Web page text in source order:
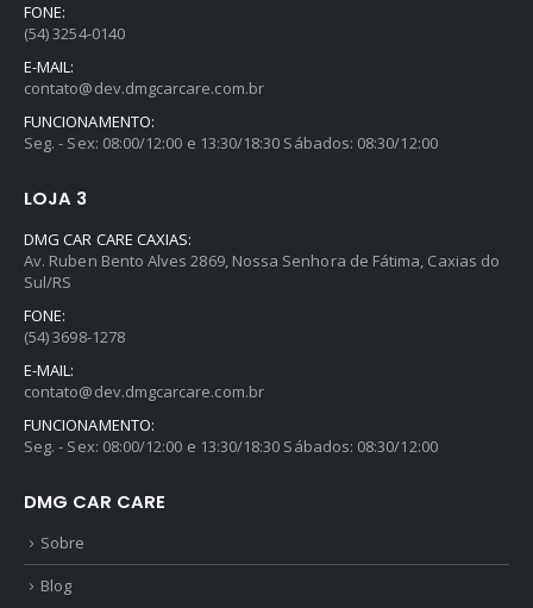
FONE:
(54) 3254-0140
E-MAIL:
contato@dev.dmgcarcare.com.br
FUNCIONAMENTO:
Seg. - Sex: 08:00/12:00 e 13:30/18:30 Sábados: 08:30/12:00
LOJA 3
DMG CAR CARE CAXIAS:
Av. Ruben Bento Alves 2869, Nossa Senhora de Fátima, Caxias do
Sul/RS
FONE:
(54) 3698-1278
E-MAIL:
contato@dev.dmgcarcare.com.br
FUNCIONAMENTO:
Seg. - Sex: 08:00/12:00 e 13:30/18:30 Sábados: 08:30/12:00
DMG CAR CARE
Sobre
Blog